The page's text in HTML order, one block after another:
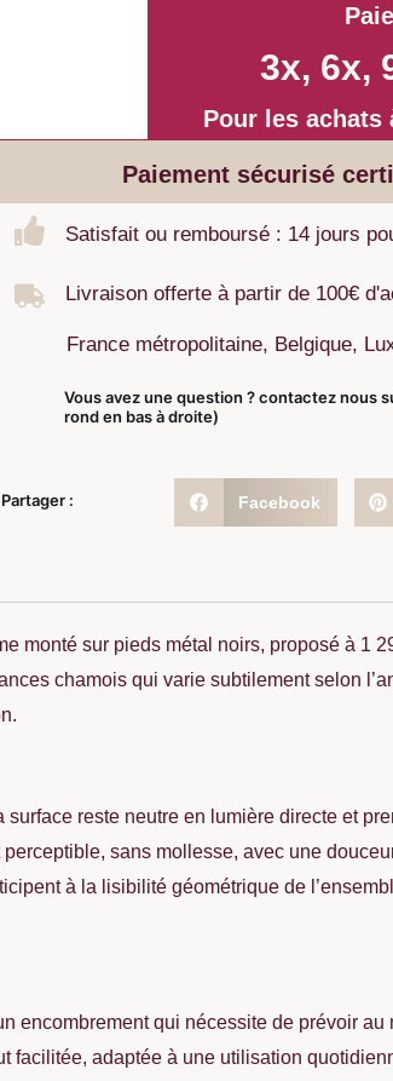
3x, 6x,
Pour les achats
Paiement sécurisé
Satisfait ou remboursé : 14 jours
Livraison offerte à partir de 100€
France métropolitaine, Belgique,
Vous avez une question ? contactez nous
rond en bas à droite)
Partager : Facebook
monté sur pieds métal noirs, proposé à 1
chamois qui varie subtilement selon
reste neutre en lumière directe et
sans mollesse, avec une
à la lisibilité géométrique de
encombrement qui nécessite de prévoir au
facilitée, adaptée à une utilisation